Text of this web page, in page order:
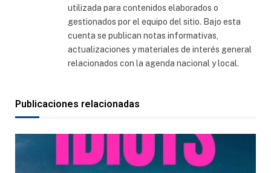
utilizada para contenidos elaborados o
gestionados por el equipo del sitio. Bajo esta
cuenta se publican notas informativas,
actualizaciones y materiales de interés general
relacionados con la agenda nacional y local.
Publicaciones relacionadas